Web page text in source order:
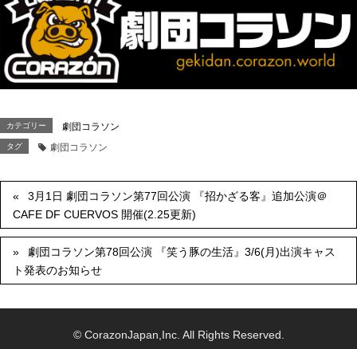
カテゴリー 劇団コラソン
タグ 劇団コラソン
3月1日 劇団コラソン第77回公演 『招かざる客』追加公演＠
CAFE DF CUERVOS 開催(2.25更新)
劇団コラソン第78回公演 『笑う豚の生活』3/6(月)出演キャス
ト発表のお知らせ
© CorazonJapan,Inc. All Rights Reserved.